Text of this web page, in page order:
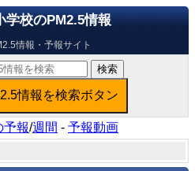
学校のPM2.5情報
情報・予報サイト
予報/週間 - 予報動画